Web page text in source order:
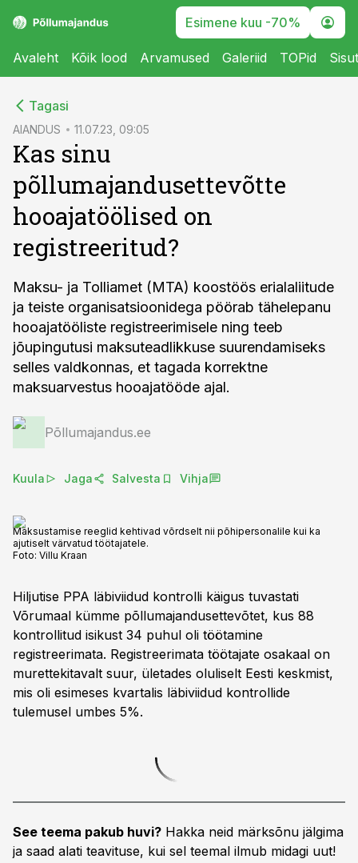
Esimene kuu -70%
Avaleht Kõik lood Arvamused Galeriid TOPid
Tagasi
AIANDUS 11.07.23, 09:05
Kas sinu
põllumajandusettevõtte
hooajatöölised on
registreeritud?
Maksu- ja Tolliamet (MTA) koostöös erialaliitude
ja teiste organisatsioonidega pöörab tähelepanu
hooajatööliste registreerimisele ning teeb
jõupingutusi maksuteadlikkuse suurendamiseks
selles valdkonnas, et tagada korrektne
maksuarvestus hooajatööde ajal.
Põllumajandus.ee
Kuula Jaga Salvesta Vihja
Maksustamise reeglid kehtivad võrdselt nii põhipersonalile kui ka
ajutiselt värvatud töötajatele.
Foto: Villu Kraan
Hiljutise PPA läbiviidud kontrolli käigus tuvastati
Võrumaal kümme põllumajandusettevõtet, kus 88
kontrollitud isikust 34 puhul oli töötamine
registreerimata. Registreerimata töötajate osakaal on
murettekitavalt suur, ületades oluliselt Eesti keskmist,
mis oli esimeses kvartalis läbiviidud kontrollide
tulemusel umbes 5%.
See teema pakub huvi? Hakka neid märksõnu jälgima
ja saad alati teavituse, kui sel teemal ilmub midagi uut!